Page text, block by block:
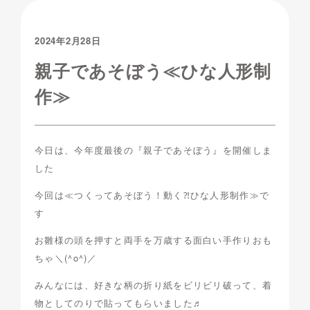
2024年2月28日
親子であそぼう≪ひな人形制
作≫
今日は、今年度最後の『親子であそぼう』を開催しま
した
今回は≪つくってあそぼう！動く⁈ひな人形制作≫で
す
お雛様の頭を押すと両手を万歳する面白い手作りおも
ちゃ＼(^o^)／
みんなには、好きな柄の折り紙をビリビリ破って、着
物としてのりで貼ってもらいました♬